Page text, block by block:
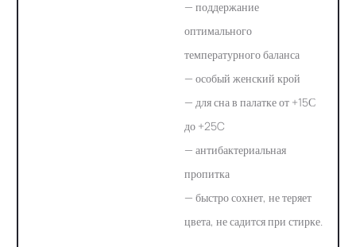
— поддержание
оптимального
температурного баланса
— особый женский крой
— для сна в палатке от +15С
до +25C
— антибактериальная
пропитка
— быстро сохнет, не теряет
цвета, не садится при стирке.